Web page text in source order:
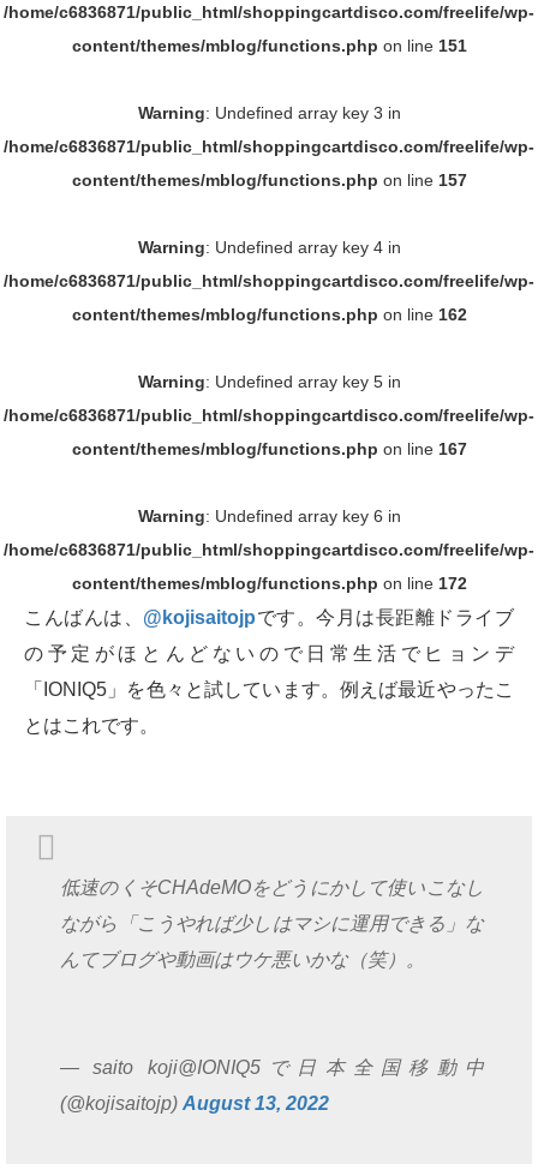
/home/c6836871/public_html/shoppingcartdisco.com/freelife/wp-
content/themes/mblog/functions.php on line 151
Warning: Undefined array key 3 in
/home/c6836871/public_html/shoppingcartdisco.com/freelife/wp-
content/themes/mblog/functions.php on line 157
Warning: Undefined array key 4 in
/home/c6836871/public_html/shoppingcartdisco.com/freelife/wp-
content/themes/mblog/functions.php on line 162
Warning: Undefined array key 5 in
/home/c6836871/public_html/shoppingcartdisco.com/freelife/wp-
content/themes/mblog/functions.php on line 167
Warning: Undefined array key 6 in
/home/c6836871/public_html/shoppingcartdisco.com/freelife/wp-
content/themes/mblog/functions.php on line 172
こんばんは、 @kojisaitojpです。今月は長距離ドライブ
の予定がほとんどないので日常生活でヒョンデ
「IONIQ5」を色々と試しています。例えば最近やったこ
とはこれです。
低速のくそCHAdeMOをどうにかして使いこなし
ながら「こうやれば少しはマシに運用できる」な
んてブログや動画はウケ悪いかな（笑）。
— saito koji@IONIQ5で日本全国移動中
(@kojisaitojp) August 13, 2022